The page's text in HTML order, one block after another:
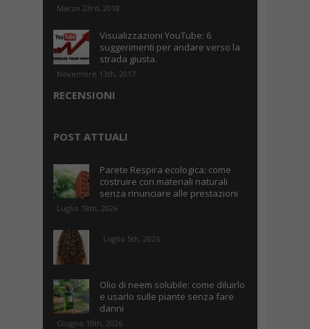
Marzo 23rd, 2018
Visualizzazioni YouTube: 6
suggerimenti per andare verso la
strada giusta.
Novembre 13th, 2017
RECENSIONI
POST ATTUALI
Parete Respira ecologica: come
costruire con materiali naturali
senza rinunciare alle prestazioni
Luglio 18th, 2026
Luglio 5th, 2026
Olio di neem solubile: come diluirlo
e usarlo sulle piante senza fare
danni
Giugno 10th, 2026